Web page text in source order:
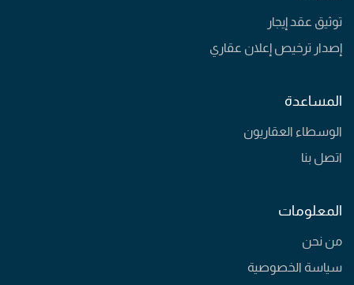
توثيق عقد إيجار
إصدار ترخيص إعلان عقاري
المساعدة
الوسطاء العقاريون
اتصل بنا
المعلومات
من نحن
سياسة الخصوصية